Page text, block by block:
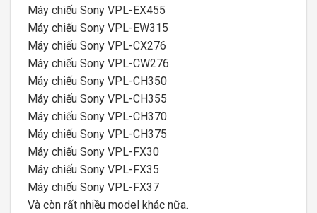
Máy chiếu Sony VPL-EX455
Máy chiếu Sony VPL-EW315
Máy chiếu Sony VPL-CX276
Máy chiếu Sony VPL-CW276
Máy chiếu Sony VPL-CH350
Máy chiếu Sony VPL-CH355
Máy chiếu Sony VPL-CH370
Máy chiếu Sony VPL-CH375
Máy chiếu Sony VPL-FX30
Máy chiếu Sony VPL-FX35
Máy chiếu Sony VPL-FX37
Và còn rất nhiều model khác nữa.